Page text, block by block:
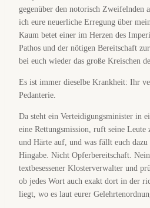
gegenüber den notorisch Zweifelnden
ich eure neuerliche Erregung über
Kaum betet einer im Herzen des
Pathos und der nötigen Bereitschaft
bei euch wieder das große Kreischen
Es ist immer dieselbe Krankheit: Ihr
Pedanterie.
Da steht ein Verteidigungsminister in
eine Rettungsmission, ruft seine
und Härte auf, und was fällt euch
Hingabe. Nicht Opferbereitschaft.
textbesessener Klosterverwalter und
ob jedes Wort auch exakt dort in der
liegt, wo es laut eurer